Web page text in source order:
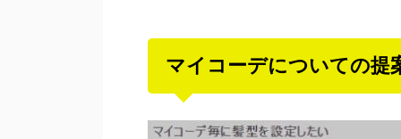
マイコーデについての提